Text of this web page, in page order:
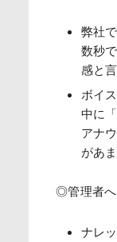
弊社
数秒
感と
ボイ
中に
アナ
があ
◎管理者へ
ナレ